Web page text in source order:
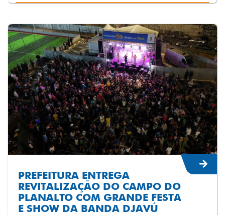
PREFEITURA ENTREGA
REVITALIZAÇÃO DO CAMPO DO
PLANALTO COM GRANDE FESTA
E SHOW DA BANDA DJAVÚ